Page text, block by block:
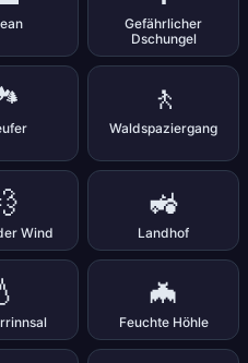
Gefährlicher
Dschungel
🚶
Waldspaziergang
Wind
🚜
Landhof
🦇
Feuchte Höhle